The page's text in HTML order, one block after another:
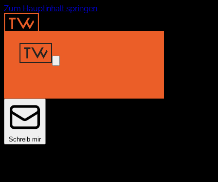
Zum Hauptinhalt springen
Home
Insights
Projekte
Schreib mir